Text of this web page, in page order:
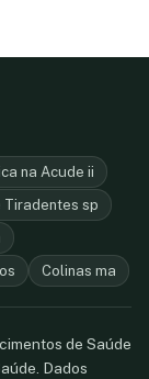
na Acude ii
Tiradentes sp
Colinas ma
de Saúde
Dados